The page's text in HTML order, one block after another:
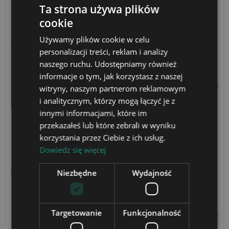
solidne. Wieczorem wygląda świetnie na biurku.
Lampka LED 3D Plexido z Nadrukiem UV Lilo i
Stich i Angel Chmurka
☆☆☆☆☆
★★★★★ 4 tygodnie temu
Super wykonanie
Szybka realizacja i świetna jakość. Jestem bardzo
zadowolona z zakupu.
Lampka LED 3D Roblox Gracz
Personalizowana Imię Prezent dla Dziecka
Gamer
☆☆☆☆☆
★★★★★ 4 tygodnie temu
Ta strona używa plików
cookie
Używamy plików cookie w celu
personalizacji treści, reklam i analizy
naszego ruchu. Udostępniamy również
informacje o tym, jak korzystasz z naszej
witryny, naszym partnerom reklamowym
i analitycznym, którzy mogą łączyć je z
innymi informacjami, które im
przekazałeś lub które zebrali w wyniku
korzystania przez Ciebie z ich usług.
Dowiedz się więcej
Niezbędne Wydajność
Targetowanie Funkcjonalność